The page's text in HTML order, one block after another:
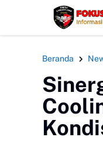
HEADLINE
Beranda